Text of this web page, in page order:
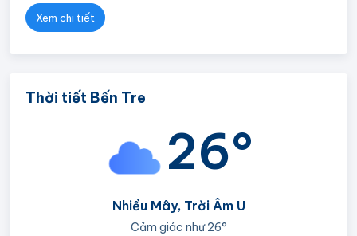
Xem chi tiết
Thời tiết Bến Tre
26°
Nhiều Mây, Trời Âm U
Cảm giác như26°